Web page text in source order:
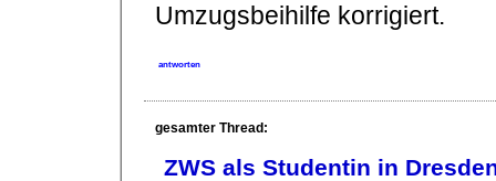
Umzugsbeihilfe korrigiert.
antworten
gesamter Thread:
ZWS als Studentin in